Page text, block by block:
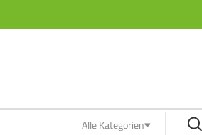
Alle Kategorien